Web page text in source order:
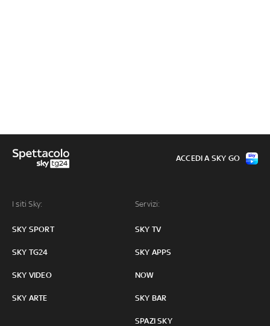
I siti Sky:
SKY SPORT
SKY TG24
SKY VIDEO
SKY ARTE
Servizi:
SKY TV
SKY APPS
NOW
SKY BAR
SPAZI SKY
ACCEDI A SKY GO